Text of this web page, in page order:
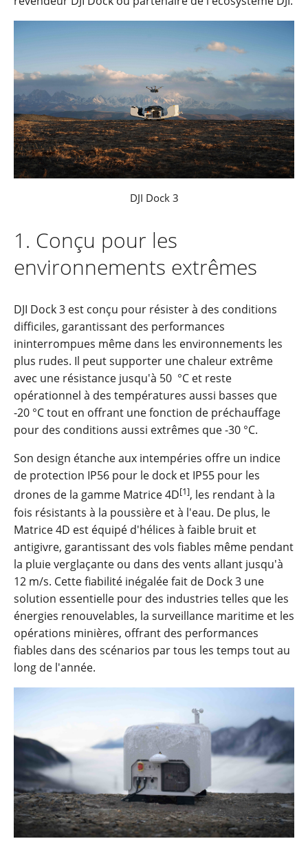
DJI Dock 3
1. Conçu pour les
environnements extrêmes
DJI Dock 3 est conçu pour résister à des conditions
difficiles, garantissant des performances
ininterrompues même dans les environnements les
plus rudes. Il peut supporter une chaleur extrême
avec une résistance jusqu'à 50 °C et reste
opérationnel à des températures aussi basses que
-20 °C tout en offrant une fonction de préchauffage
pour des conditions aussi extrêmes que -30 °C.
Son design étanche aux intempéries offre un indice
de protection IP56 pour le dock et IP55 pour les
drones de la gamme Matrice 4D[1], les rendant à la
fois résistants à la poussière et à l'eau. De plus, le
Matrice 4D est équipé d'hélices à faible bruit et
antigivre, garantissant des vols fiables même pendant
la pluie verglaçante ou dans des vents allant jusqu'à
12 m/s. Cette fiabilité inégalée fait de Dock 3 une
solution essentielle pour des industries telles que les
énergies renouvelables, la surveillance maritime et les
opérations minières, offrant des performances
fiables dans des scénarios par tous les temps tout au
long de l'année.